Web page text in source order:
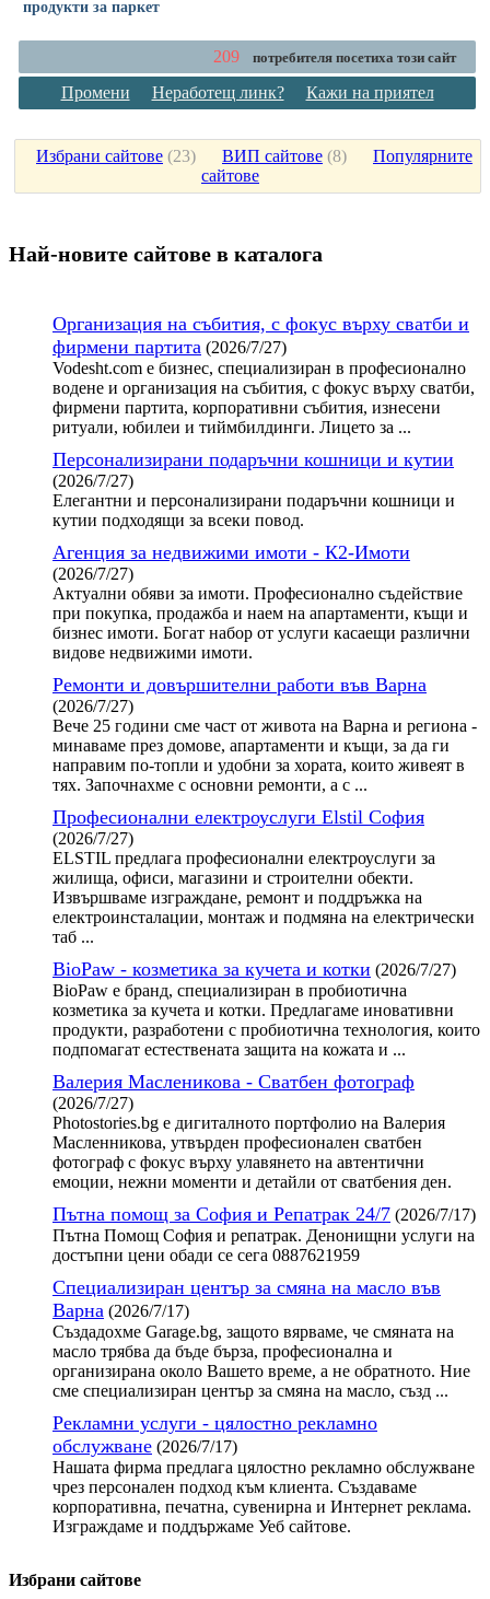
продукти за паркет
209 потребителя посетиха този сайт
Промени Неработещ линк? Кажи на приятел
Избрани сайтове (23) ВИП сайтове (8) Популярните
сайтове
Най-новите сайтoве в каталога
Организация на събития, с фокус върху сватби и
фирмени партита (2026/7/27)
Vodesht.com е бизнес, специализиран в професионално
водене и организация на събития, с фокус върху сватби,
фирмени партита, корпоративни събития, изнесени
ритуали, юбилеи и тиймбилдинги. Лицето за ...
Персонализирани подаръчни кошници и кутии
(2026/7/27)
Елегантни и персонализирани подаръчни кошници и
кутии подходящи за всеки повод.
Агенция за недвижими имоти - К2-Имоти
(2026/7/27)
Актуални обяви за имоти. Професионално съдействие
при покупка, продажба и наем на апартаменти, къщи и
бизнес имоти. Богат набор от услуги касаещи различни
видове недвижими имоти.
Ремонти и довършителни работи във Варна
(2026/7/27)
Вече 25 години сме част от живота на Варна и региона -
минаваме през домове, апартаменти и къщи, за да ги
направим по-топли и удобни за хората, които живеят в
тях. Започнахме с основни ремонти, а с ...
Професионални електроуслуги Elstil София
(2026/7/27)
ELSTIL предлага професионални електроуслуги за
жилища, офиси, магазини и строителни обекти.
Извършваме изграждане, ремонт и поддръжка на
електроинсталации, монтаж и подмяна на електрически
таб ...
BioPaw - козметика за кучета и котки (2026/7/27)
BioPaw е бранд, специализиран в пробиотична
козметика за кучета и котки. Предлагаме иновативни
продукти, разработени с пробиотична технология, които
подпомагат естествената защита на кожата и ...
Валерия Масленикова - Сватбен фотограф
(2026/7/27)
Photostories.bg е дигиталното портфолио на Валерия
Масленникова, утвърден професионален сватбен
фотограф с фокус върху улавянето на автентични
емоции, нежни моменти и детайли от сватбения ден.
Пътна помощ за София и Репатрак 24/7 (2026/7/17)
Пътна Помощ София и репатрак. Денонищни услуги на
достъпни цени обади се сега 0887621959
Специализиран център за смяна на масло във
Варна (2026/7/17)
Създадохме Garage.bg, защото вярваме, че смяната на
масло трябва да бъде бърза, професионална и
организирана около Вашето време, а не обратното. Ние
сме специализиран център за смяна на масло, създ ...
Рекламни услуги - цялостно рекламно
обслужване (2026/7/17)
Нашата фирма предлага цялостно рекламно обслужване
чрез персонален подход към клиента. Създаваме
корпоративна, печатна, сувенирна и Интернет реклама.
Изграждаме и поддържаме Уеб сайтове.
Избрани сайтове